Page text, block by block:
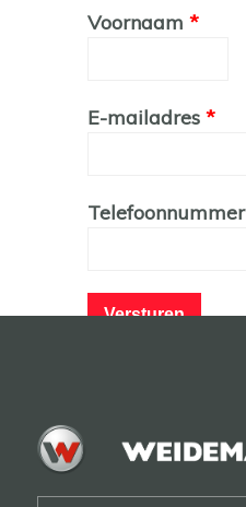
Leave
Voornaam
E-mailadres
Telefoonnummer
Versturen